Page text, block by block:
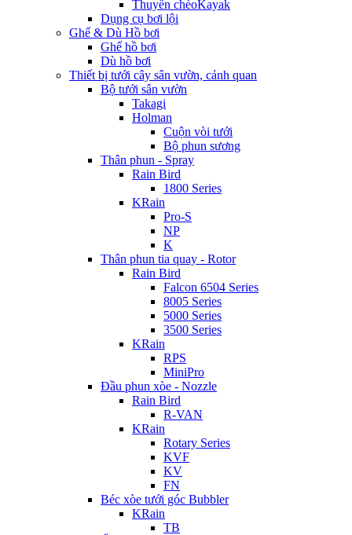
Thuyền chèoKayak
Dụng cụ bơi lội
Ghế & Dù Hồ bơi
Ghế hồ bơi
Dù hồ bơi
Thiết bị tưới cây sân vườn, cảnh quan
Bộ tưới sân vườn
Takagi
Holman
Cuộn vòi tưới
Bộ phun sương
Thân phun - Spray
Rain Bird
1800 Series
KRain
Pro-S
NP
K
Thân phun tia quay - Rotor
Rain Bird
Falcon 6504 Series
8005 Series
5000 Series
3500 Series
KRain
RPS
MiniPro
Đầu phun xòe - Nozzle
Rain Bird
R-VAN
KRain
Rotary Series
KVF
KV
FN
Béc xòe tưới góc Bubbler
KRain
TB